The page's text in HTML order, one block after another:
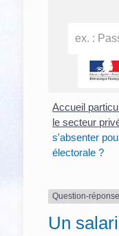
Accueil
le secteur
s'absenter
électorale ?
Question-réponse
Un